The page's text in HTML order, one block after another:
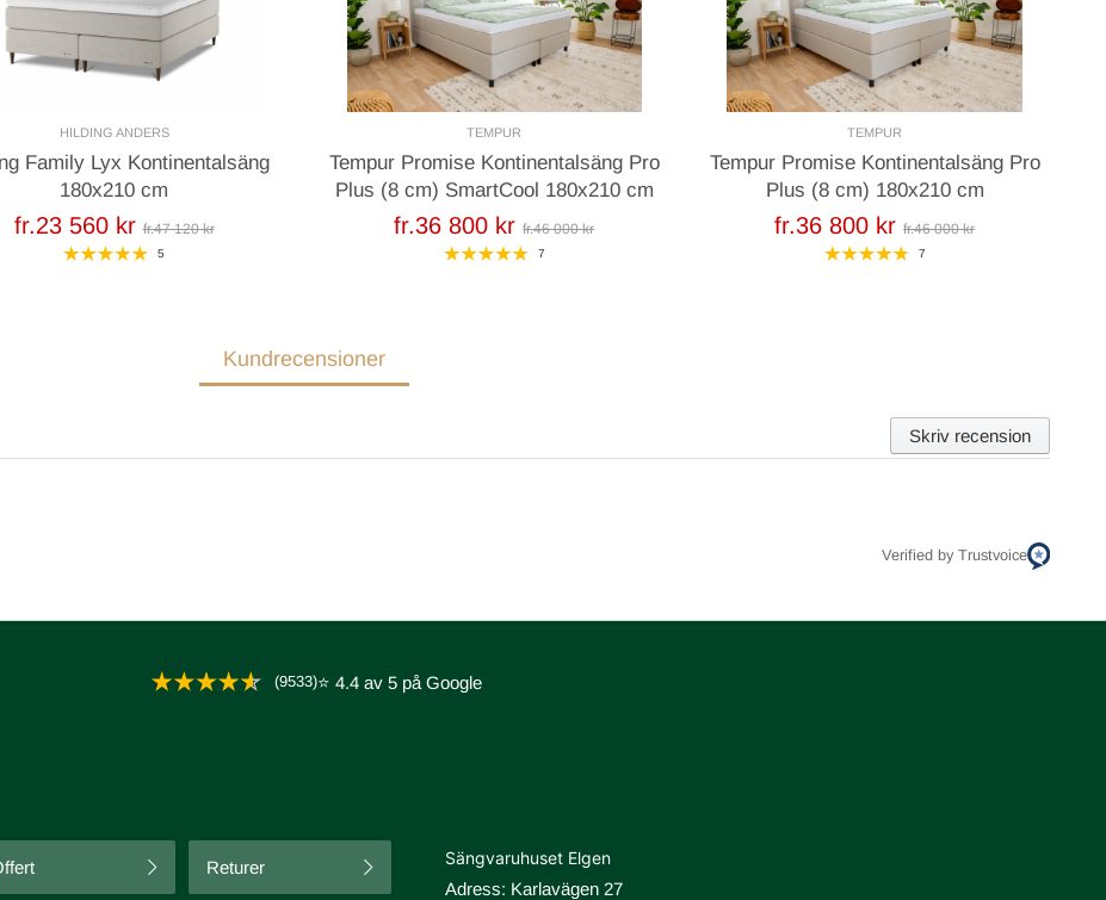
HILDING ANDERS
Family Lyx Kontinentalsäng
180x210 cm
fr.23 560 kr fr.47 120 kr
5
TEMPUR
Tempur Promise Kontinentalsäng Pro
Plus (8 cm) SmartCool 180x210 cm
fr.36 800 kr fr.46 000 kr
7
TEMPUR
Tempur Promise Kontinentalsäng Pro
Plus (8 cm) 180x210 cm
fr.36 800 kr fr.46 000 kr
7
Kundrecensioner
Skriv recension
Verified by Trustvoice
(9533)⭐ 4.4 av 5 på Google
Returer
Sängvaruhuset Elgen
Adress: Karlavägen 27